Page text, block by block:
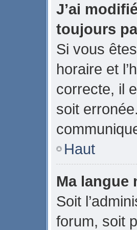
J’ai
toujours
Si vous
horaire et
correcte, il
soit
Haut
Ma langue
Soit
forum, soit